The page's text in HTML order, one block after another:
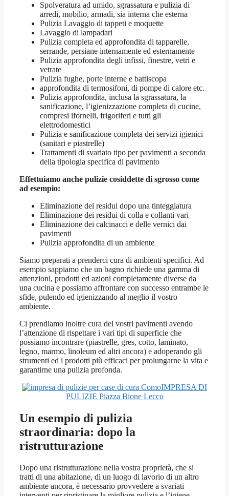
Spolveratura ad umido, sgrassatura e pulizia di
arredi, mobilio, armadi, sia interna che esterna
Pulizia Lavaggio di tappeti e moquette
Lavaggio di lampadari
Pulizia completa ed approfondita di tapparelle,
serrande, persiane internamente ed esternamente
Pulizia approfondita degli infissi, finestre, vetri e
vetrate
Pulizia fughe, porte interne e battiscopa
approfondita di termosifoni, di pompe di calore etc.
Pulizia approfondita, inclusa la sgrassatura, la
sanificazione, l’igienizzazione completa di cucine,
compresi ifornelli, frigoriferi e tutti gli
elettrodomestici
Pulizia e sanificazione completa dei servizi igienici
(sanitari e piastrelle)
Trattamenti di svariato tipo per pavimenti a seconda
della tipologia specifica di pavimento
Effettuiamo anche pulizie cosiddette di sgrosso come
ad esempio:
Eliminazione dei residui dopo una tinteggiatura
Eliminazione dei residui di colla e collanti vari
Eliminazione dei calcinacci e delle vernici dai
pavimenti
Pulizia approfondita di un ambiente
Siamo preparati a prenderci cura di ambienti specifici. Ad
esempio sappiamo che un bagno richiede una gamma di
attenzioni, prodotti ed azioni completamente diverse da
una cucina e possiamo affrontare con successo entrambe le
sfide, pulendo ed igienizzando al meglio il vostro
ambiente.
Ci prendiamo inoltre cura dei vostri pavimenti avendo
l’attenzione di rispettare i vari tipi di superficie che
possiamo incontrare (piastrelle, gres, cotto, laminato,
legno, marmo, linoleum ed altri ancora) e adoperando gli
strumenti ed i prodotti più efficaci per prolungarne la vita e
garantirne una pulizia profonda.
IMPRESA DI
PULIZIE Piazza Bione Lecco
Un esempio di pulizia
straordinaria: dopo la
ristrutturazione
Dopo una ristrutturazione nella vostra proprietà, che si
tratti di una abitazione, di un luogo di lavorio di un altro
ambiente ancora, è necessario provvedere a svariati